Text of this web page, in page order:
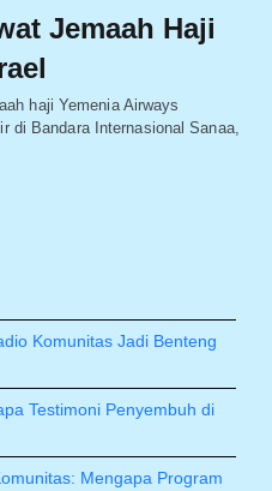
Jemaah Haji
haji Yemenia Airways
di Bandara Internasional Sanaa,
Komunitas Jadi Benteng
Testimoni Penyembuh di
Mengapa Program